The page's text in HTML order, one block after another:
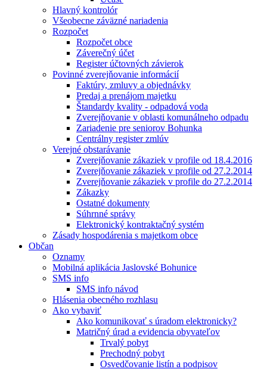
Hlavný kontrolór
Všeobecne záväzné nariadenia
Rozpočet
Rozpočet obce
Záverečný účet
Register účtovných závierok
Povinné zverejňovanie informácií
Faktúry, zmluvy a objednávky
Predaj a prenájom majetku
Štandardy kvality - odpadová voda
Zverejňovanie v oblasti komunálneho odpadu
Zariadenie pre seniorov Bohunka
Centrálny register zmlúv
Verejné obstarávanie
Zverejňovanie zákaziek v profile od 18.4.2016
Zverejňovanie zákaziek v profile od 27.2.2014
Zverejňovanie zákaziek v profile do 27.2.2014
Zákazky
Ostatné dokumenty
Súhrnné správy
Elektronický kontraktačný systém
Zásady hospodárenia s majetkom obce
Občan
Oznamy
Mobilná aplikácia Jaslovské Bohunice
SMS info
SMS info návod
Hlásenia obecného rozhlasu
Ako vybaviť
Ako komunikovať s úradom elektronicky?
Matričný úrad a evidencia obyvateľov
Trvalý pobyt
Prechodný pobyt
Osvedčovanie listín a podpisov